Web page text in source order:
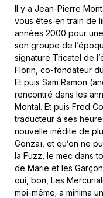
Il y a Jean-Pierre
vous êtes en train de
années 2000 pour
son groupe de
signature Tricatel de
Florin, co-fondateur
Et puis Sam Ramon
rencontré dans les
Montal. Et puis Fred
traducteur à ses
nouvelle inédite de
Gonzaï, et qu’on ne
la Fuzz, le mec dans
de Marie et les
oui, bon, Les
moi-même; a minima